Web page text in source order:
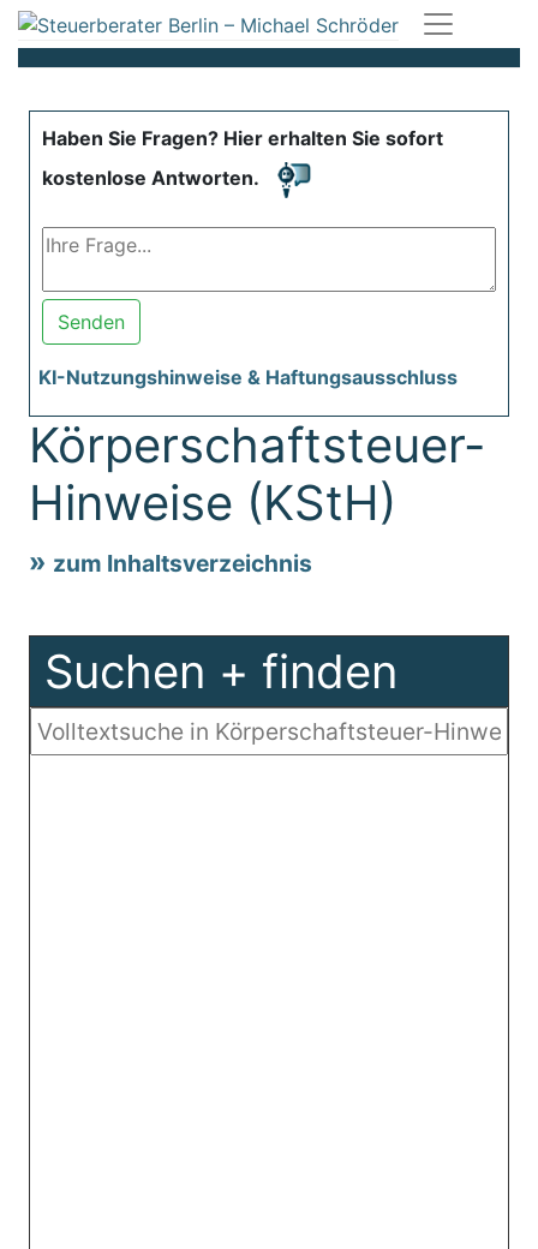
Haben Sie Fragen? Hier erhalten Sie sofort
kostenlose Antworten.
Senden
KI-Nutzungshinweise & Haftungsausschluss
Körperschaftsteuer-
Hinweise (KStH)
zum Inhaltsverzeichnis
Suchen + finden